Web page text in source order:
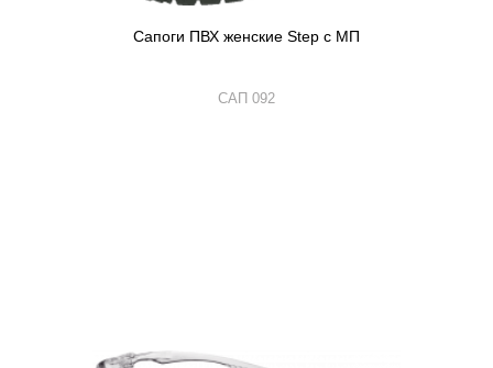
Сапоги ПВХ женские Step с МП
САП 092